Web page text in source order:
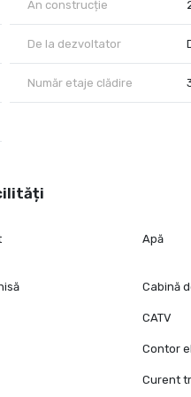
inca pozbiliatatea sa va
An construcție
De la dezvoltator
Număr etaje clădire
Apă
Cabină
CATV
Contor
Curent